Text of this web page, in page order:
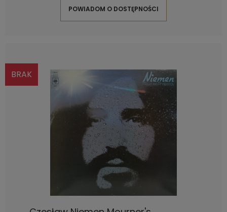
POWIADOM O DOSTĘPNOŚCI
BRAK